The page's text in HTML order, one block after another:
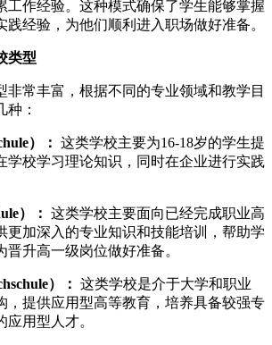
工作经验。这种模式确保了学生能够掌握
践经验，为他们顺利进入职场做好准备。
类型
非常丰富，根据不同的专业领域和教学目
种：
）： 这类学校主要为16-18岁的学生提
学校学习理论知识，同时在企业进行实践
）： 这类学校主要面向已经完成职业高
更加深入的专业知识和技能培训，帮助学
升高一级岗位做好准备。
）： 这类学校是介于大学和职业
，提供应用型高等教育，培养具备较强专
用型人才。